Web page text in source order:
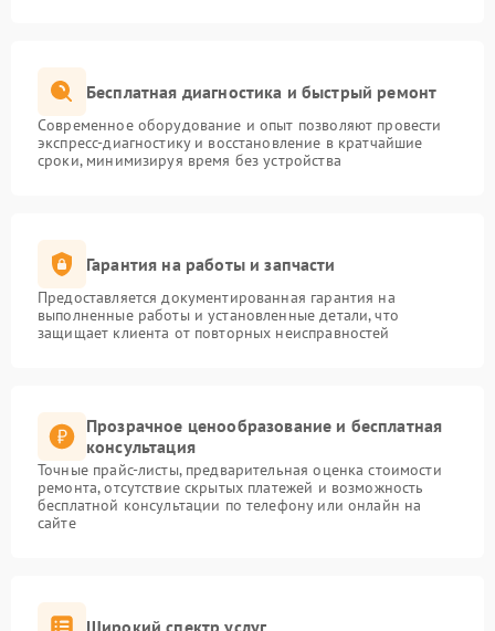
Бесплатная диагностика и быстрый ремонт
Современное оборудование и опыт позволяют провести
экспресс-диагностику и восстановление в кратчайшие
сроки, минимизируя время без устройства
Гарантия на работы и запчасти
Предоставляется документированная гарантия на
выполненные работы и установленные детали, что
защищает клиента от повторных неисправностей
Прозрачное ценообразование и бесплатная
консультация
Точные прайс-листы, предварительная оценка стоимости
ремонта, отсутствие скрытых платежей и возможность
бесплатной консультации по телефону или онлайн на
сайте
Широкий спектр услуг